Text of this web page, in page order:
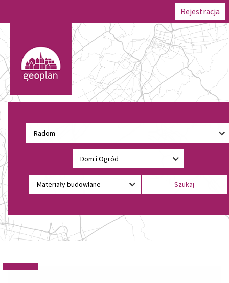
Rejestracja